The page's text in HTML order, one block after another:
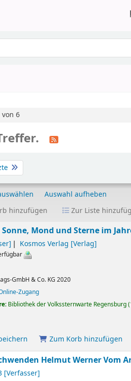
6
Auswahl aufheben
hinzufügen Zur Liste
Mond und Sterne im
Kosmos Verlag [Verlag]
GmbH & Co. KG 2020
Zugang
Bibliothek der Volkssternwarte Regensburg
Zum Korb hinzufügen
Helmut WernerVom
[Verfasser]